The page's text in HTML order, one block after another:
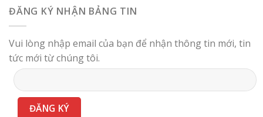
ĐĂNG KÝ NHẬN BẢNG TIN
Vui lòng nhập email của bạn để nhận thông tin mới, tin
tức mới từ chúng tôi.